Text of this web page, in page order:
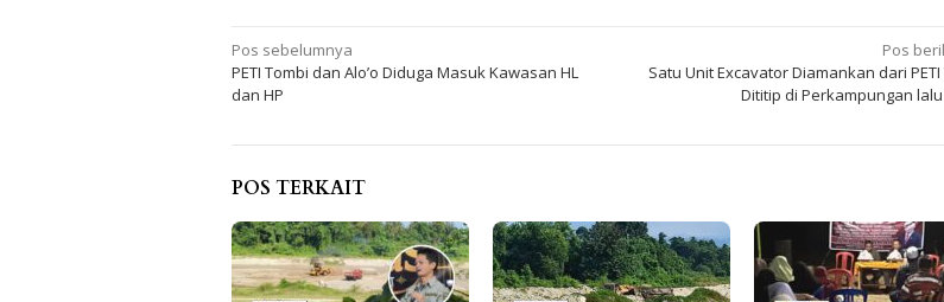
Navigasi
pos
Pos sebelumnya
PETI Tombi dan Alo’o Diduga Masuk Kawasan HL
dan HP
Pos
Satu Unit Excavator Diamankan dari PETI
Dititip di Perkampungan
POS TERKAIT